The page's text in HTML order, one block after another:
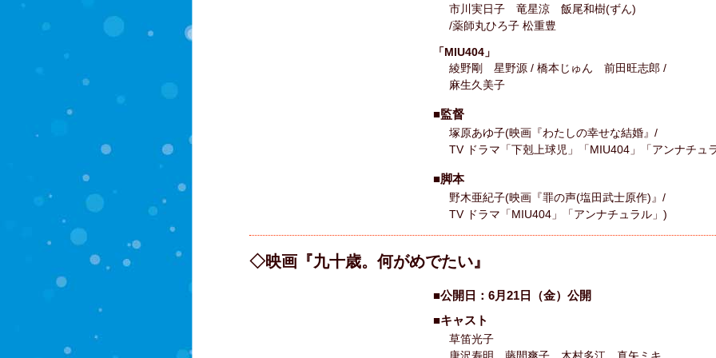
市川実日子 竜星涼 飯尾和樹(ずん)
/薬師丸ひろ子 松重豊
「MIU404」
綾野剛 星野源 / 橋本じゅん 前田旺志郎 /
麻生久美子
■監督
塚原あゆ子(映画『わたしの幸せな結婚』/
TV ドラマ「下剋上球児」「MIU404」「アンナチュ
■脚本
野木亜紀子(映画『罪の声(塩田武士原作)』/
TV ドラマ「MIU404」「アンナチュラル」)
◇映画『九十歳。何がめでたい』
■公開日：6月21日（金）公開
■キャスト
草笛光子